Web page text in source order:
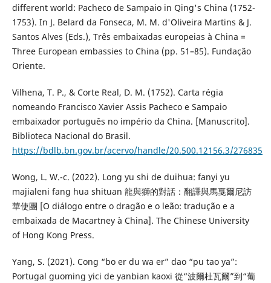
different world: Pacheco de Sampaio in Qing's China (1752-
1753). In J. Belard da Fonseca, M. M. d'Oliveira Martins & J.
Santos Alves (Eds.), Três embaixadas europeias à China =
Three European embassies to China (pp. 51–85). Fundação
Oriente.
Vilhena, T. P., & Corte Real, D. M. (1752). Carta régia
nomeando Francisco Xavier Assis Pacheco e Sampaio
embaixador português no império da China. [Manuscrito].
Biblioteca Nacional do Brasil.
https://bdlb.bn.gov.br/acervo/handle/20.500.12156.3/276835
Wong, L. W.-c. (2022). Long yu shi de duihua: fanyi yu
majialeni fang hua shituan 龍與獅的對話：翻譯與馬戛爾尼訪
華使團 [O diálogo entre o dragão e o leão: tradução e a
embaixada de Macartney à China]. The Chinese University
of Hong Kong Press.
Yang, S. (2021). Cong “bo er du wa er” dao “pu tao ya”:
Portugal guoming yici de yanbian kaoxi 從“波爾杜瓦爾”到“葡